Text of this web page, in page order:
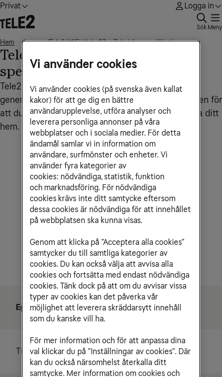
Privat Logga in
Sök Meny
Hem • • • Tele2 WiFi Hub C3 - Tekniska specifikationer
Tele2 WiFi Hub C3 - Tekniska
specifikationer
Tele2 WiFi Hub C3. Den innehåller den senaste
generationens wifi-teknik och är speciellt framtagen för
att du ska kunna utnyttja den digitala kraften i hela ditt
hem.
Egenskaper
Tillverkare Sagemcom
Vi använder cookies
Vi använder cookies (på svenska även kallat
kakor) för att ge dig en bättre
användarupplevelse, utföra analyser och
leverera personliga annonser på våra
webbplatser och i sociala medier. För detta
ändamål samlar vi in information om
användare, surfmönster och enheter. Vi
använder fyra kategorier av
cookies: nödvändiga, statistik, funktion
och marknadsföring. För nödvändiga
cookies krävs inte ditt samtycke eftersom
dessa cookies är nödvändiga för att innehållet
på webbplatsen ska kunna visas.
Genom att klicka på ”Acceptera alla cookies”
samtycker du till samtliga kategorier av
cookies. Du kan också välja att avvisa alla
cookies och fortsätta med endast nödvändiga
cookies. Tänk dock på att om du avvisar vissa
typer av cookies kan det påverka vår
möjlighet att leverera skräddarsytt innehåll
som du kanske vill ha.
För mer information och för att anpassa dina
val klickar du på ”Inställningar av cookies”. Där
kan du också närsomhelst återkalla ditt
samtycke. Mer information om cookies och